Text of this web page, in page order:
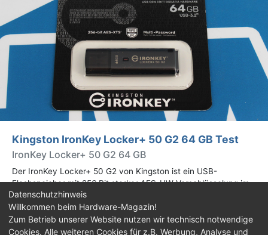
Kingston IronKey Locker+ 50 G2 64 GB Test
IronKey Locker+ 50 G2 64 GB
Der IronKey Locker+ 50 G2 von Kingston ist ein USB-
Flashspeicher mit 256 Bit starker AES-HW-Verschlüsselung im
XTS-Modus. Wir haben das 64-GB-Modell im Praxistest
genauer begutachtet.
Datenschutzhinweis
Willkommen beim Hardware-Magazin!
Zum Betrieb unserer Website nutzen wir technisch notwendige
Cookies. Alle weiteren Cookies für z.B. Werbung, Analyse und